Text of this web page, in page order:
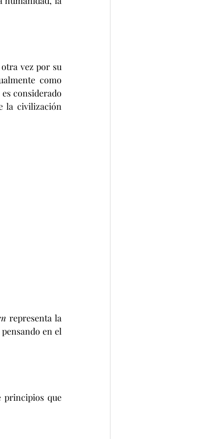
vez por su
como
considerado
la civilización
representa la
en el
que